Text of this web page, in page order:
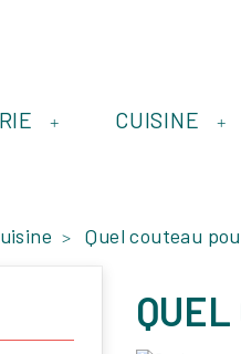
+ +
CUISINE
Quel couteau